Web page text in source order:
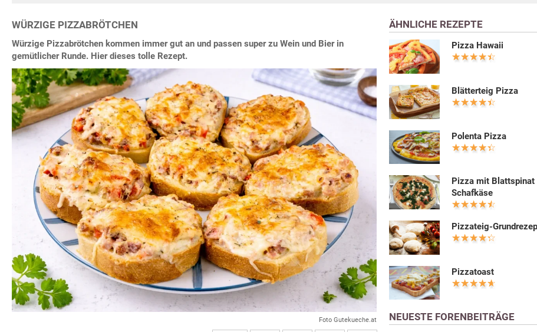
WÜRZIGE PIZZABRÖTCHEN
Würzige Pizzabrötchen kommen immer gut an und passen super zu Wein und Bier in
gemütlicher Runde. Hier dieses tolle Rezept.
Foto Gutekueche.at
ÄHNLICHE REZEPTE
Pizza Hawaii
Blätterteig Pizza
Polenta Pizza
Pizza mit Blattspinat
Schafkäse
Pizzateig-
Pizzatoast
NEUESTE FORENBEITRÄGE